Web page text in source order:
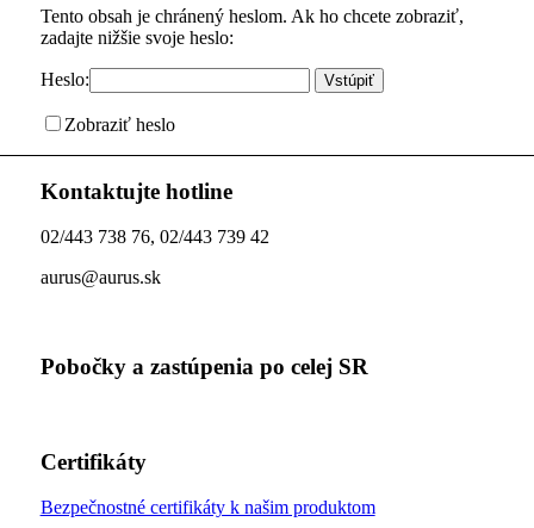
Tento obsah je chránený heslom. Ak ho chcete zobraziť,
zadajte nižšie svoje heslo:
Heslo:
Zobraziť heslo
Kontaktujte hotline
02/443 738 76, 02/443 739 42
aurus@aurus.sk
Pobočky a zastúpenia po celej SR
Certifikáty
Bezpečnostné certifikáty k našim produktom